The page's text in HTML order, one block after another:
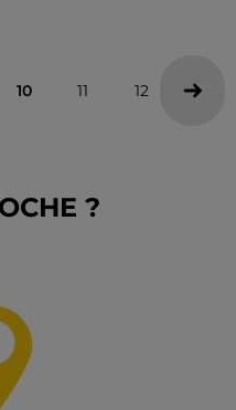
10 11 12 13
?